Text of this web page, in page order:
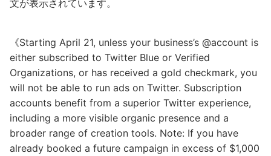
文が表示されています。
《Starting April 21, unless your business’s @account is
either subscribed to Twitter Blue or Verified
Organizations, or has received a gold checkmark, you
will not be able to run ads on Twitter. Subscription
accounts benefit from a superior Twitter experience,
including a more visible organic presence and a
broader range of creation tools. Note: If you have
already booked a future campaign in excess of $1,000